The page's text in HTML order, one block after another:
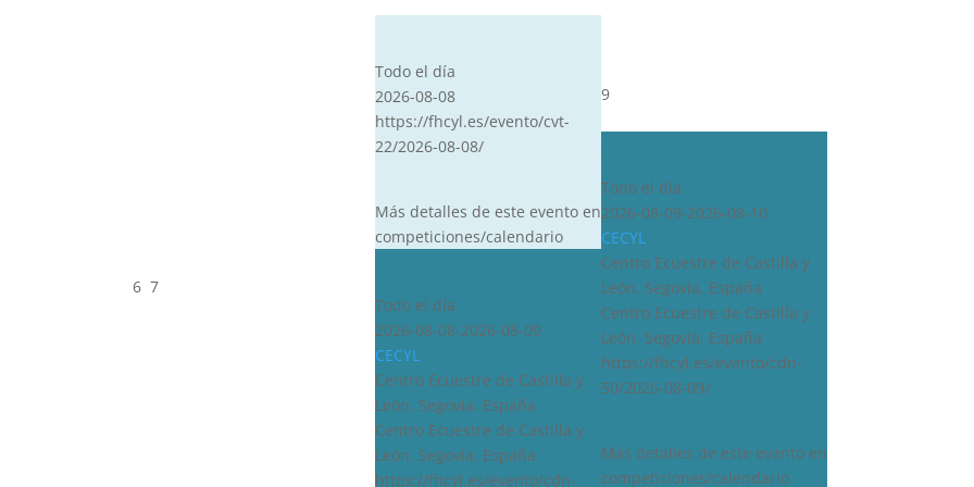
6 7
Todo el día
2026-08-08
https://fhcyl.es/evento/cvt-
22/2026-08-08/
Más detalles de este evento en
competiciones/calendario
Todo el día
2026-08-08-2026-08-09
CECYL
Centro Ecuestre de Castilla y
León, Segovia, España
Centro Ecuestre de Castilla y
León, Segovia, España
https://fhcyl.es/evento/cdn-
9
Todo el día
2026-08-09-2026-08-10
CECYL
Centro Ecuestre de Castilla y
León, Segovia, España
Centro Ecuestre de Castilla y
León, Segovia, España
https://fhcyl.es/evento/cdn-
50/2026-08-09/
Más detalles de este evento en
competiciones/calendario